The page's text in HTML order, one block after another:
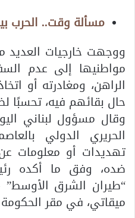
مسألة وقت.. الحرب
ووجهت خارجيات العديد
مواطنيها إلى عدم
الراهن، ومغادرته أو
حال بقائهم فيه، تحسبًا
وقال مسؤول لبناني
الحريري الدولي
تهديدات أو معلومات
ضده، وفق ما أكده
“طيران الشرق
ميقاتي، في مقر